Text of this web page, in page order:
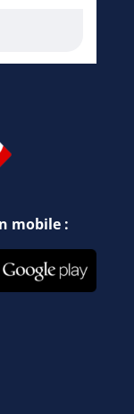
mobile :